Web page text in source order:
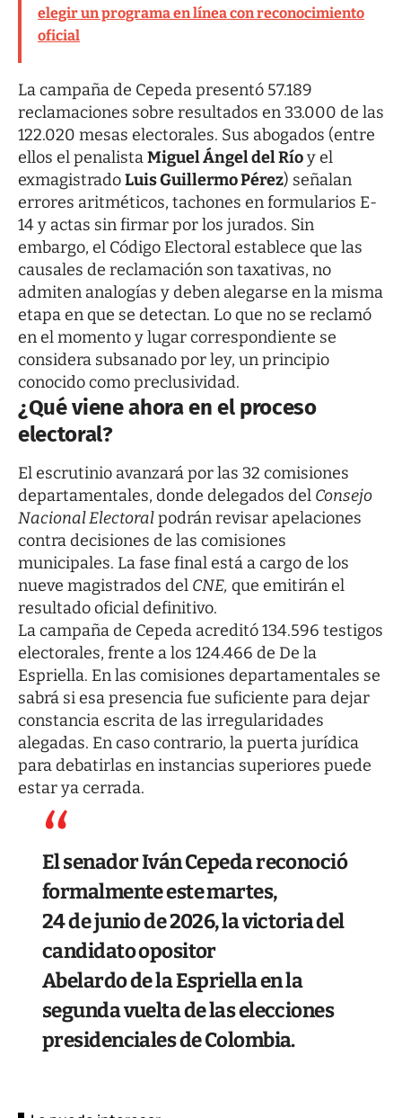
elegir un programa en línea con reconocimiento
oficial
La campaña de Cepeda presentó 57.189
reclamaciones sobre resultados en 33.000 de las
122.020 mesas electorales. Sus abogados (entre
ellos el penalistaMiguel Ángel del Ríoy el
exmagistradoLuis Guillermo Pérez) señalan
errores aritméticos, tachones en formularios E-
14 y actas sin firmar por los jurados. Sin
embargo, el Código Electoral establece que las
causales de reclamación son taxativas, no
admiten analogías y deben alegarse en la misma
etapa en que se detectan. Lo que no se reclamó
en el momento y lugar correspondiente se
considera subsanado por ley, un principio
conocido como preclusividad.
¿Qué viene ahora en el proceso
electoral?
El escrutinio avanzará por las 32 comisiones
departamentales, donde delegados del Consejo
Nacional Electoralpodrán revisar apelaciones
contra decisiones de las comisiones
municipales. La fase final está a cargo de los
nueve magistrados del CNE, que emitirán el
resultado oficial definitivo.
La campaña de Cepeda acreditó 134.596 testigos
electorales, frente a los 124.466 de De la
Espriella. En las comisiones departamentales se
sabrá si esa presencia fue suficiente para dejar
constancia escrita de las irregularidades
alegadas. En caso contrario, la puerta jurídica
para debatirlas en instancias superiores puede
estar ya cerrada.
El senadorIván Cepedareconoció
formalmente este martes,
24 de junio de 2026, la victoria del
candidato opositor
Abelardo de la Espriellaen la
segunda vuelta de las elecciones
presidenciales de Colombia.